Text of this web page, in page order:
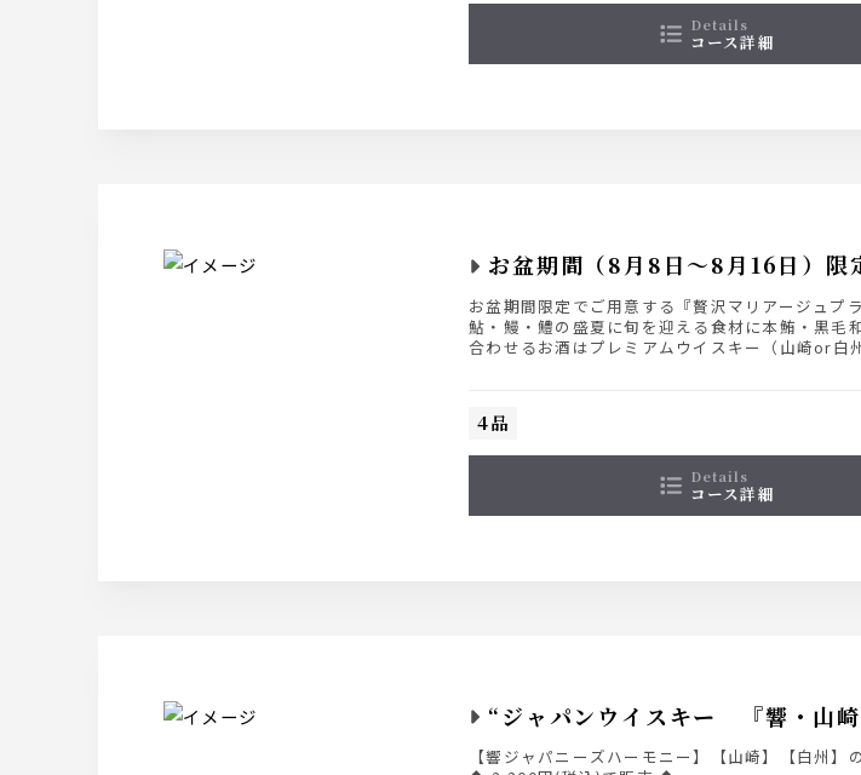
details
コース詳細
お盆期間（8月8日～8月16日）
お盆期間限定でご用意する『贅沢マリアージュプラ
鮎・鰻・鱧の盛夏に旬を迎える食材に本鮪・黒毛
合わせるお酒はプレミアムウイスキー（山崎or白
4品
details
コース詳細
“ジャパンウイスキー 『響・山
【響ジャパニーズハーモニー】【山崎】【白州】